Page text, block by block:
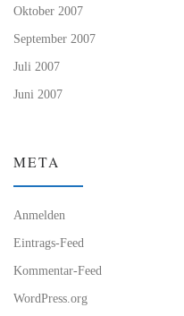
Oktober 2007
September 2007
Juli 2007
Juni 2007
META
Anmelden
Eintrags-Feed
Kommentar-Feed
WordPress.org